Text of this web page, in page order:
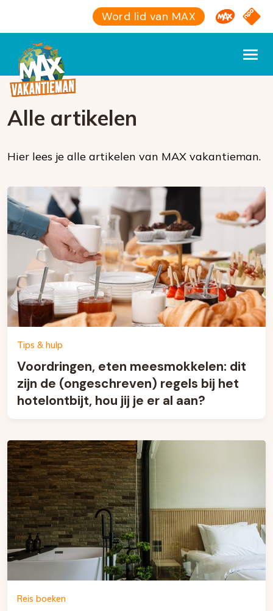
Word lid van MAX Omroep
NPO
Alle artikelen
Hier lees je alle artikelen van MAX vakantieman.
Tips & hulp
Voordringen, eten meesmokkelen: dit
zijn de (ongeschreven) regels bij het
hotelontbijt, hou jij je er al aan?
Reis boeken